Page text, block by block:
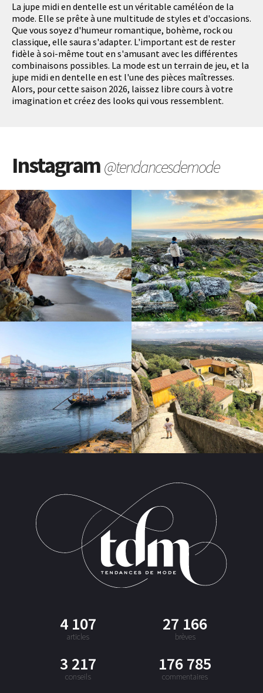
La jupe midi en dentelle est un véritable caméléon de la
mode. Elle se prête à une multitude de styles et d'occasions.
Que vous soyez d'humeur romantique, bohème, rock ou
classique, elle saura s'adapter. L'important est de rester
fidèle à soi-même tout en s'amusant avec les différentes
combinaisons possibles. La mode est un terrain de jeu, et la
jupe midi en dentelle en est l'une des pièces maîtresses.
Alors, pour cette saison 2026, laissez libre cours à votre
imagination et créez des looks qui vous ressemblent.
Instagram@tendancesdemode
4 107
articles
27 166
brèves
3 217
conseils
176 785
commentaires